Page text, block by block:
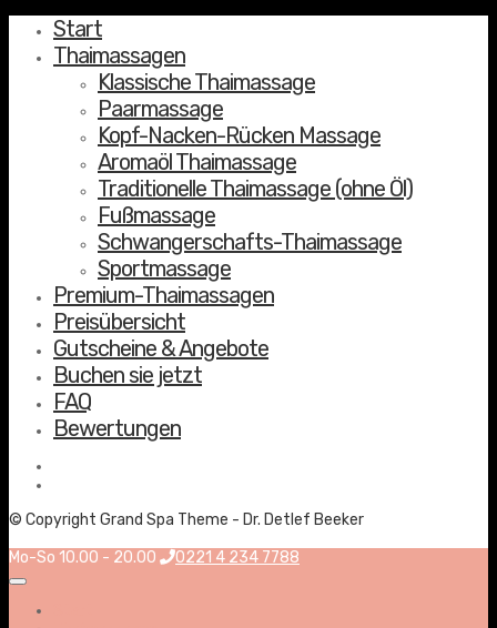
Start
Thaimassagen
Klassische Thaimassage
Paarmassage
Kopf-Nacken-Rücken Massage
Aromaöl Thaimassage
Traditionelle Thaimassage (ohne Öl)
Fußmassage
Schwangerschafts-Thaimassage
Sportmassage
Premium-Thaimassagen
Preisübersicht
Gutscheine & Angebote
Buchen sie jetzt
FAQ
Bewertungen
© Copyright Grand Spa Theme - Dr. Detlef Beeker
Mo-So 10.00 - 20.00
0221 4 234 7788